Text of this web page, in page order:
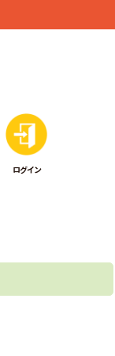
ログイン